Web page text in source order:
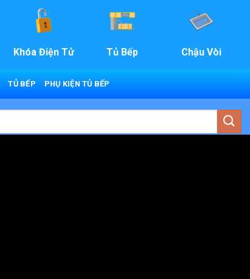
Khóa Điện Tử Tủ Bếp Chậu Vòi
TỦ BẾP PHỤ KIỆN TỦ BẾP